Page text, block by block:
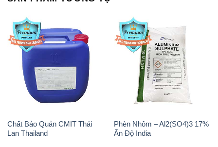
Chất Bảo Quản CMIT Thái
Lan Thailand
Phèn Nhôm – Al2(SO4)3 17%
Ấn Độ India